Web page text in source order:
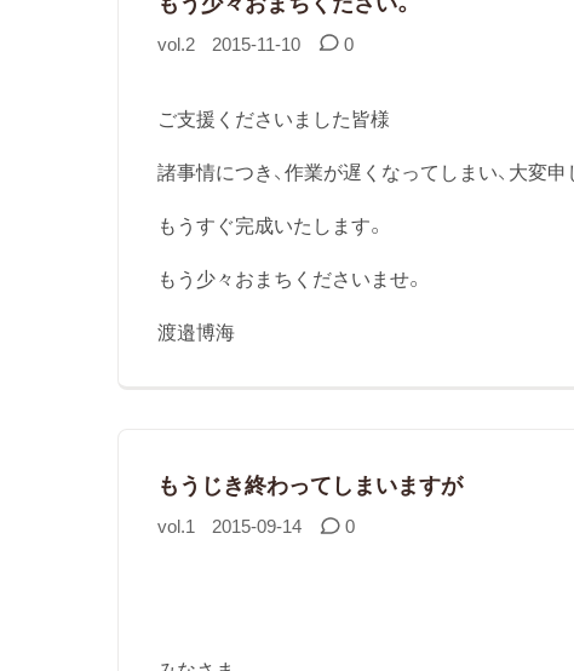
vol.2 2015-11-10 0
ご支援くださいました皆様
諸事情につき、作業が遅くなってしまい、大変申
もうすぐ完成いたします。
もう少々おまちくださいませ。
渡邉博海
もうじき終わってしまいますが
vol.1 2015-09-14 0